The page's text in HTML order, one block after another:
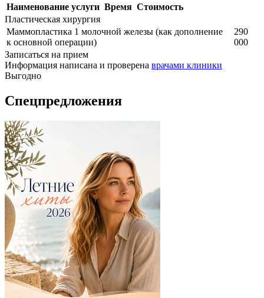
Наименование услуги Время Стоимость
Пластическая хирургия
Маммопластика 1 молочной железы (как дополнение
к основной операции)
290
000
Записаться на прием
Информация написана и проверена врачами клиники
Выгодно
Спецпредложения